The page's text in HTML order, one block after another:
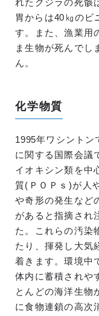
れたクジラの死骸
胃からは40㎏のビ
す。また、漁業用
ま生物が死んでし
ん。
化学物質
1995年ワシントン
に関する国際会議
イオキシン類を中
質(ＰＯＰｓ)が人
や奇形の発生など
があると指摘され
た。これらの汚染
たり、揮発し大気
着きます。環境中
体内に蓄積されや
とんどの海洋生物
に食物連鎖の高次